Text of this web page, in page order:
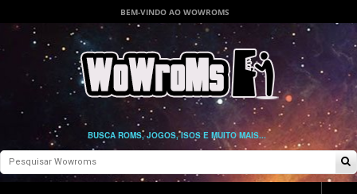
BEM-VINDO AO WOWROMS
BUSCA ROMS, JOGOS, ISOS E MUITO MAIS...